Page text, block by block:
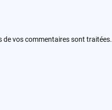
de vos commentaires sont traitées.